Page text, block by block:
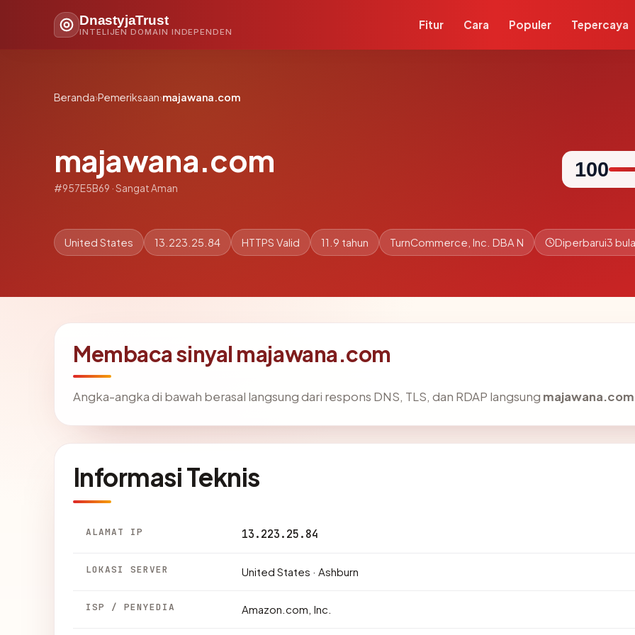
DnastyjaTrust
INTELIJEN DOMAIN INDEPENDEN
Fitur Cara Populer Tepercaya
Beranda›Pemeriksaan›majawana.com
majawana.com
#957E5B69 · Sangat Aman
100
United States 13.223.25.84 HTTPS Valid 11.9 tahun TurnCommerce, Inc. DBA N Diperbarui3
Membaca sinyal majawana.com
Angka-angka di bawah berasal langsung dari respons DNS, TLS, dan RDAP langsung majawana.com
Informasi Teknis
ALAMAT IP 13.223.25.84
LOKASI SERVER United States · Ashburn
ISP / PENYEDIA Amazon.com, Inc.